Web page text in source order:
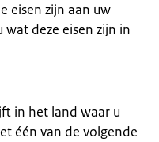
eisen zijn aan uw
deze eisen zijn in
in het land waar u
één van de volgende